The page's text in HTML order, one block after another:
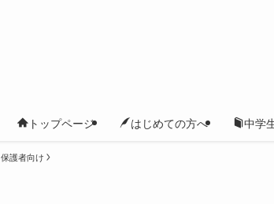
トップページ はじめての方へ 中学
保護者向け